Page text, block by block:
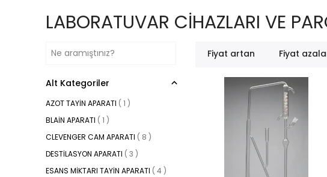
LABORATUVAR CİHAZLARI VE
Fiyat artan Fiyat
Alt Kategoriler
AZOT TAYİN APARATI ( 1 )
BLAİN APARATI ( 1 )
CLEVENGER CAM APARATI ( 8 )
DESTİLASYON APARATI ( 3 )
ESANS MİKTARI TAYİN APARATI ( 4 )